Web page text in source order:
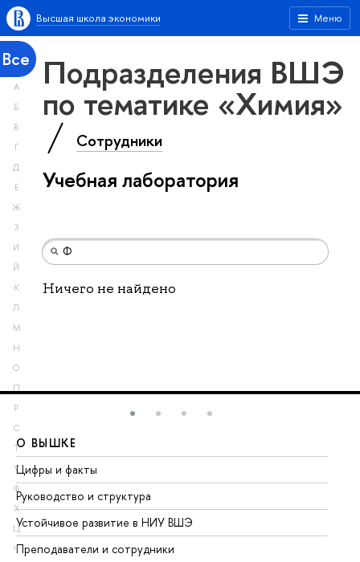
Меню
Высшая школа экономики
Все
А
Б
В
Г
Д
Е
Ж
З
И
Й
К
Л
М
Н
О
П
Р
С
Т
У
Ф
Х
Ц
Ч
Подразделения ВШЭ
по тематике «Химия»
Сотрудники
Учебная лаборатория
Ничего не найдено
О ВЫШКЕ
Цифры и факты
Руководство и структура
Устойчивое развитие в НИУ ВШЭ
Преподаватели и сотрудники